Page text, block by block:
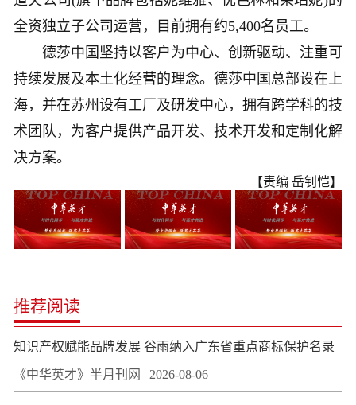
全资独立子公司运营，目前拥有约5,400名员工。
德莎中国坚持以客户为中心、创新驱动、注重可
持续发展及本土化经营的理念。德莎中国总部设在上
海，并在苏州设有工厂及研发中心，拥有跨学科的技
术团队，为客户提供产品开发、技术开发和定制化解
决方案。
【责编 岳钊恺】
推荐阅读
知识产权赋能品牌发展 谷雨纳入广东省重点商标保护名录
《中华英才》半月刊网 2026-08-06